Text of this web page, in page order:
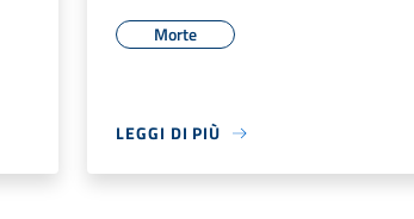
Morte
LEGGI DI PIÙ